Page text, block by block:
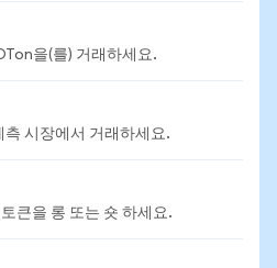
을(를) 거래하세요.
측 시장에서 거래하세요.
큰을 롱 또는 숏 하세요.